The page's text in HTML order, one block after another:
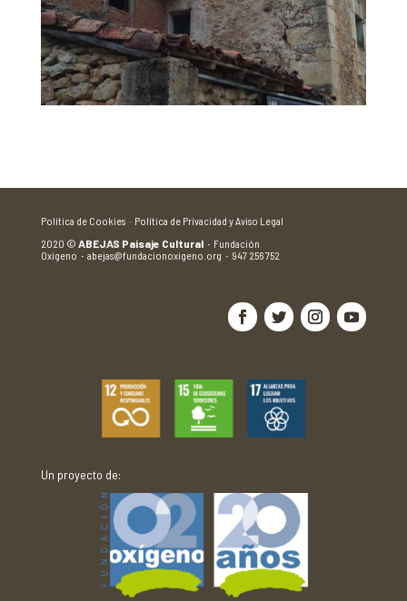
Política de Cookies · Política de Privacidad y Aviso Legal
2020 © ABEJAS Paisaje Cultural · Fundación
Oxígeno · abejas@fundacionoxigeno.org · 947 256 752
Un proyecto de: